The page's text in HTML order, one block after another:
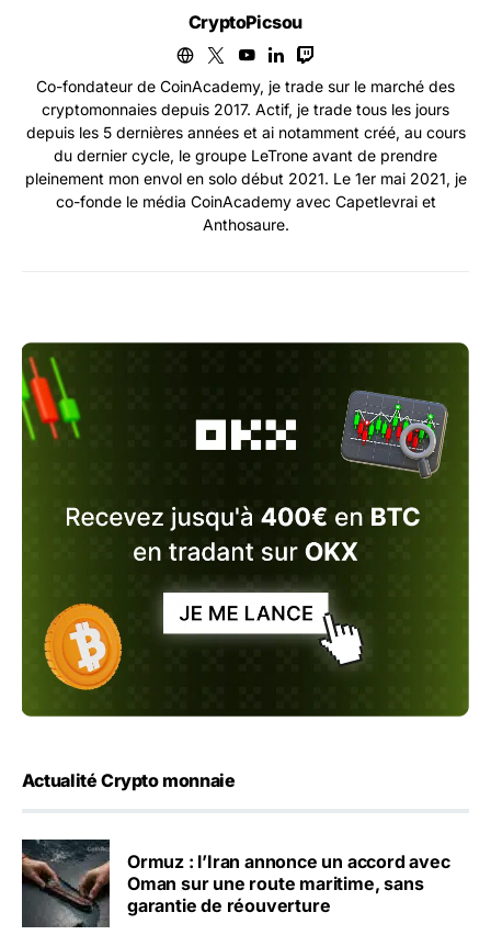
CryptoPicsou
Co-fondateur de CoinAcademy, je trade sur le marché des
cryptomonnaies depuis 2017. Actif, je trade tous les jours
depuis les 5 dernières années et ai notamment créé, au cours
du dernier cycle, le groupe LeTrone avant de prendre
pleinement mon envol en solo début 2021. Le 1er mai 2021, je
co-fonde le média CoinAcademy avec Capetlevrai et
Anthosaure.
Actualité Crypto monnaie
Ormuz : l’Iran annonce un accord avec
Oman sur une route maritime, sans
garantie de réouverture